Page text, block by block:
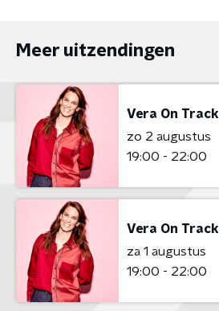
Meer uitzendingen
Vera On Track
zo 2 augustus
19:00 - 22:00
Vera On Track
za 1 augustus
19:00 - 22:00